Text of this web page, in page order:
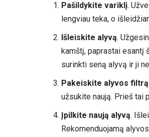
Pašildykite variklį.
lengviau teka, o
Išleiskite alyvą.
kamštį, paprastai esantį
surinkti seną alyvą ir ji
Pakeiskite alyvos filtrą
užsukite naują. Prieš tai
Įpilkite naują alyvą.
Rekomenduojamą